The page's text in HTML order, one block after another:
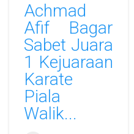
Achmad
Afif Bagar
Sabet Juara
1 Kejuaraan
Karate
Piala
Walik...